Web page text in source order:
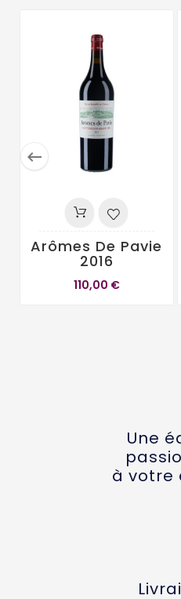

Arômes De Pavie
2016
110,00 €
Une
à votre